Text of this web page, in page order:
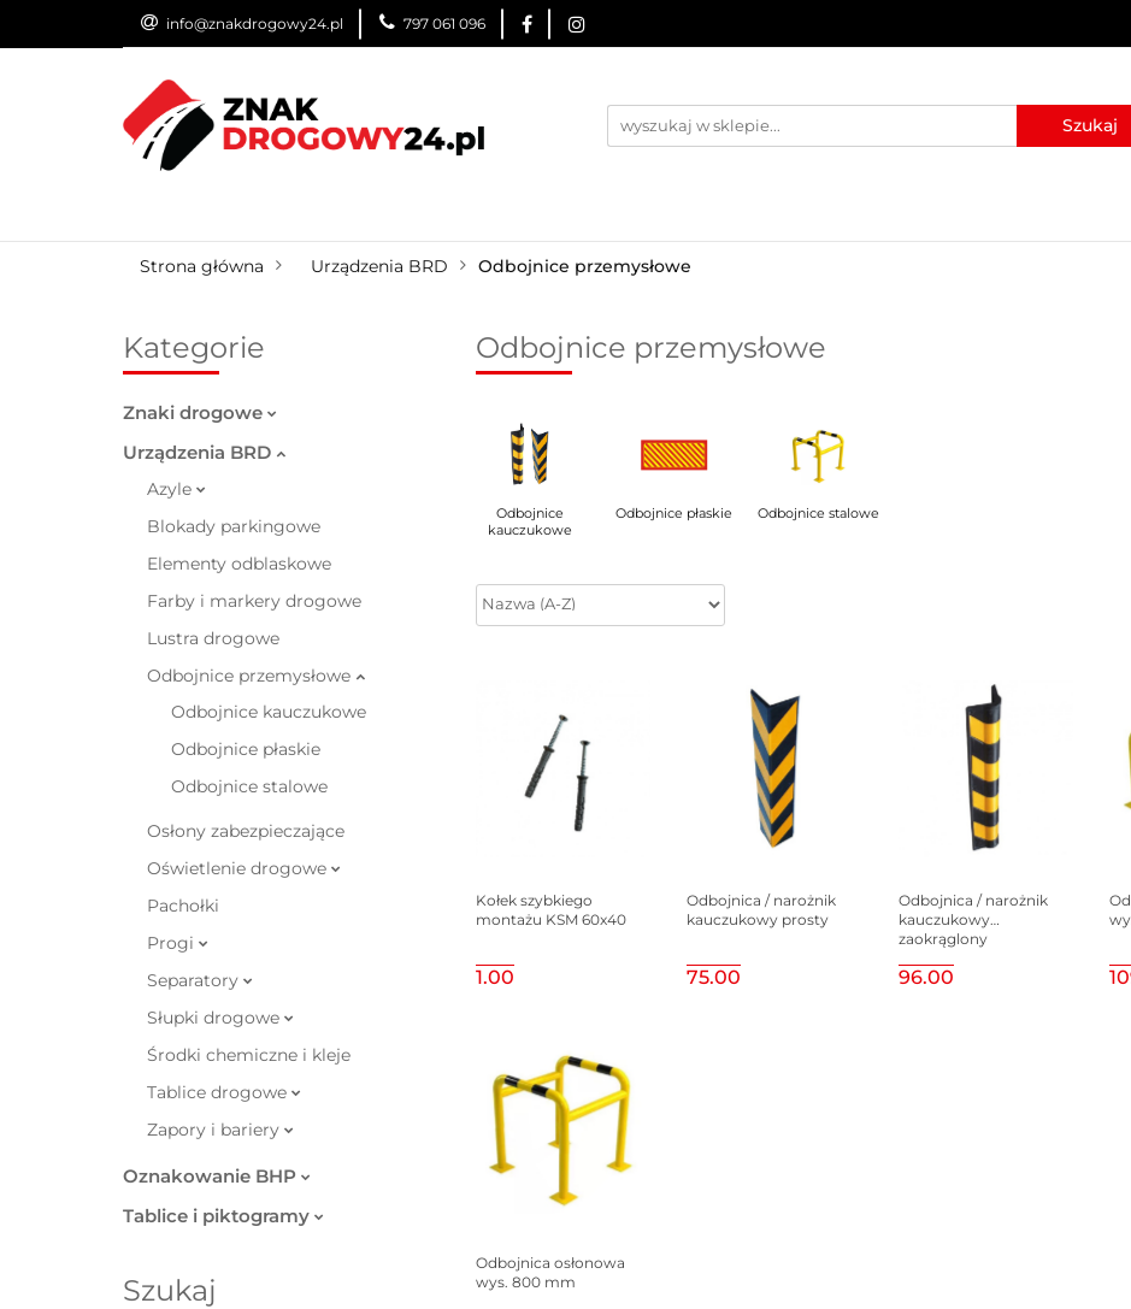
info@znakdrogowy24.pl 797 061 096
ZNAKI DROGOWE URZĄDZENIA BRD
Strona główna Urządzenia BRD Odbojnice przemysłowe
Kategorie
Znaki drogowe
Urządzenia BRD
Azyle
Blokady parkingowe
Elementy odblaskowe
Farby i markery drogowe
Lustra drogowe
Odbojnice przemysłowe
Odbojnice kauczukowe
Odbojnice płaskie
Odbojnice stalowe
Osłony zabezpieczające
Oświetlenie drogowe
Pachołki
Progi
Separatory
Słupki drogowe
Środki chemiczne i kleje
Tablice drogowe
Zapory i bariery
Oznakowanie BHP
Tablice i piktogramy
Szukaj
Odbojnice przemysłowe
Odbojnice
kauczukowe
Odbojnice płaskie Odbojnice stalowe
Kołek szybkiego
montażu KSM 60x40
1.00
Odbojnica / narożnik
kauczukowy prosty
75.00
Odbojnica / narożnik
kauczukowy
zaokrąglony
96.00
Odbojnica osłonowa
wys. 800 mm